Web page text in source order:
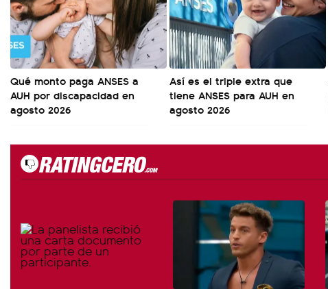
Qué monto paga ANSES a
AUH por discapacidad en
agosto 2026
Así es el triple extra que
tiene ANSES para AUH en
agosto 2026